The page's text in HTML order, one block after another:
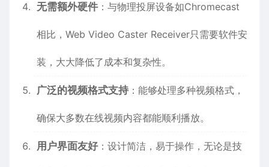
无需额外硬件 ：与物理投屏设备如Chromecast
相比，Web Video Caster Receiver只需要软件安
装，大大降低了成本和复杂性。
广泛的视频格式支持 ：能够处理多种视频格式，
确保大多数在线视频内容都能顺利播放。
用户界面友好：设计简洁，易于操作，无论是技